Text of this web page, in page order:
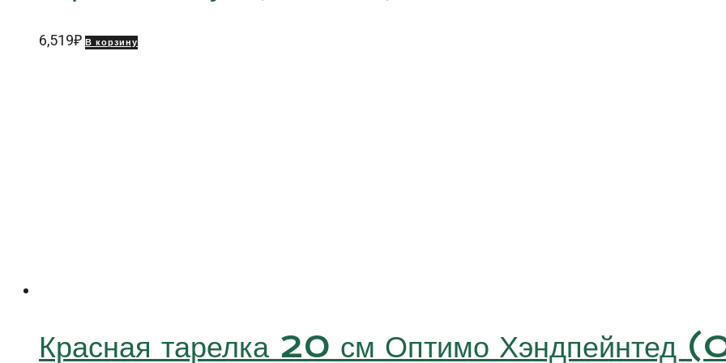
6,519₽ В корзину
Красная тарелка 20 см Оптимо